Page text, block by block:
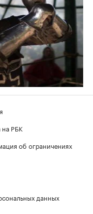
на РБК
об ограничениях
данных